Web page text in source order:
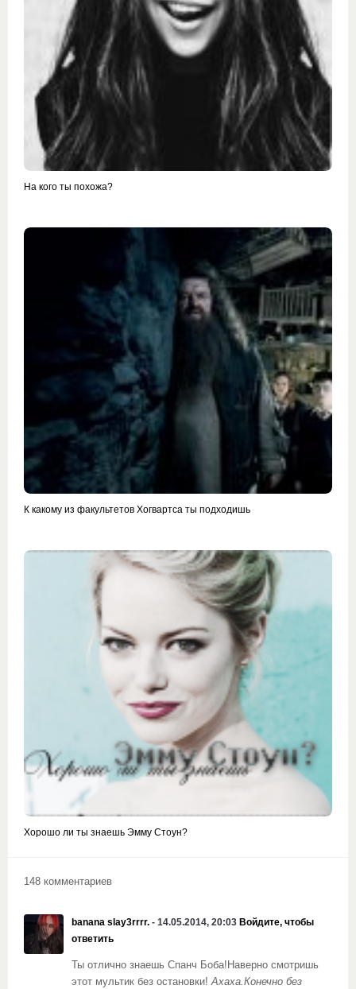
На кого ты похожа?
К какому из факультетов Хогвартса ты подходишь
Хорошо ли ты знаешь Эмму Стоун?
148 комментариев
banana slay3rrrr. - 14.05.2014, 20:03 Войдите, чтобы
ответить
Ты отлично знаешь Спанч Боба!Наверно смотришь
этот мультик без остановки! Ахаха.Конечно без